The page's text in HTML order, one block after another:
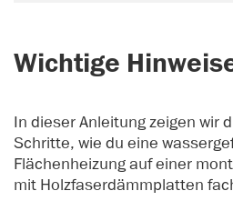
Wichtige
In dieser Anleitung zeigen wir
Schritte, wie du eine
Flächenheizung auf einer
mit Holzfaserdämmplatten